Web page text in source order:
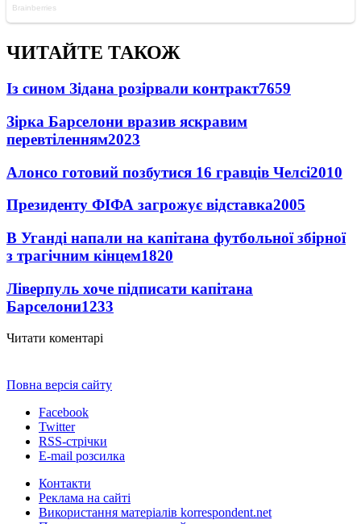
ЧИТАЙТЕ ТАКОЖ
Із сином Зідана розірвали контракт7659
Зірка Барселони вразив яскравим
перевтіленням2023
Алонсо готовий позбутися 16 гравців Челсі2010
Президенту ФІФА загрожує відставка2005
В Уганді напали на капітана футбольної збірної
з трагічним кінцем1820
Ліверпуль хоче підписати капітана
Барселони1233
Читати коментарі
Повна версія сайту
Facebook
Twitter
RSS-стрічки
E-mail розсилка
Контакти
Реклама на сайті
Використання матеріалів korrespondent.net